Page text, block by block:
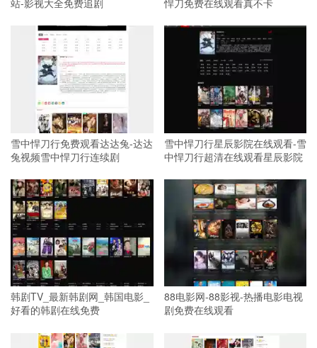
雪中悍刀行免费观看达达兔-达达
兔视频雪中悍刀行连续剧
雪中悍刀行星辰影院在线观看-雪
中悍刀行超清在线观看星辰影院
韩剧TV_最新韩剧网_韩国电影_
好看的韩剧在线免费
88电影网-88影视-热播电影电视
剧免费在线观看